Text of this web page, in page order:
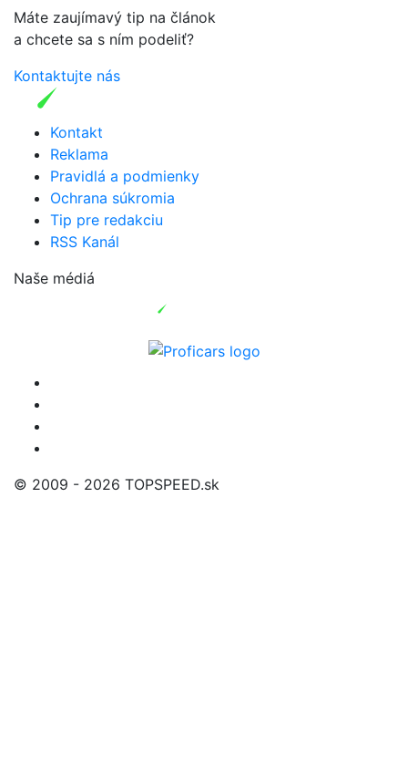
Máte zaujímavý tip na článok
a chcete sa s ním podeliť?
Kontaktujte nás
Kontakt
Reklama
Pravidlá a podmienky
Ochrana súkromia
Tip pre redakciu
RSS Kanál
Naše médiá
© 2009 - 2026 TOPSPEED.sk